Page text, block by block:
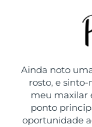
Ainda noto
rosto, e
meu maxilar
ponto
oportunidade